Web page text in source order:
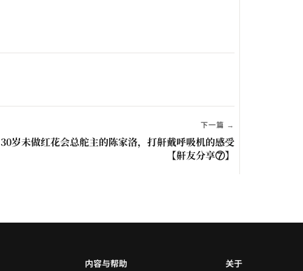
下一篇 →
30岁未做红花会总舵主的陈家洛，打鼾戴呼吸机的感受
【鼾友分享⑦】
内容与帮助 关于